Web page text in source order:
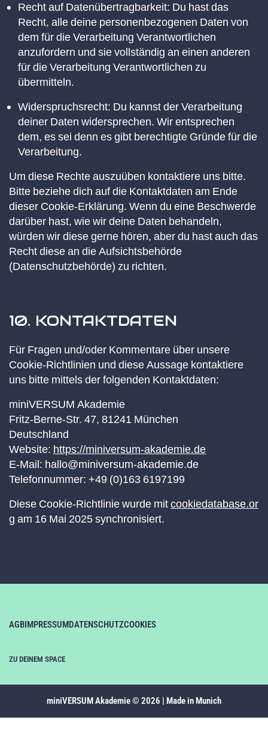
Recht auf Datenübertragbarkeit: Du hast das
Recht, alle deine personenbezogenen Daten von
dem für die Verarbeitung Verantwortlichen
anzufordern und sie vollständig an einen anderen
für die Verarbeitung Verantwortlichen zu
übermitteln.
Widerspruchsrecht: Du kannst der Verarbeitung
deiner Daten widersprechen. Wir entsprechen
dem, es sei denn es gibt berechtigte Gründe für die
Verarbeitung.
Um diese Rechte auszuüben kontaktiere uns bitte.
Bitte beziehe dich auf die Kontaktdaten am Ende
dieser Cookie-Erklärung. Wenn du eine Beschwerde
darüber hast, wie wir deine Daten behandeln,
würden wir diese gerne hören, aber du hast auch das
Recht diese an die Aufsichtsbehörde
(Datenschutzbehörde) zu richten.
10. KONTAKTDATEN
Für Fragen und/oder Kommentare über unsere
Cookie-Richtlinien und diese Aussage kontaktiere
uns bitte mittels der folgenden Kontaktdaten:
miniVERSUM Akademie
Fritz-Berne-Str. 47, 81241 München
Deutschland
Website: https://miniversum-akademie.de
E-Mail: hallo@miniversum-akademie.de
Telefonnummer: +49 (0)163 6197199
Diese Cookie-Richtlinie wurde mitcookiedatabase.or
g am 16 Mai 2025 synchronisiert.
AGBIMPRESSUMDATENSCHUTZCOOKIES
ZU DEINEM SPACE
miniVERSUM Akademie © 2026 | Made in Munich